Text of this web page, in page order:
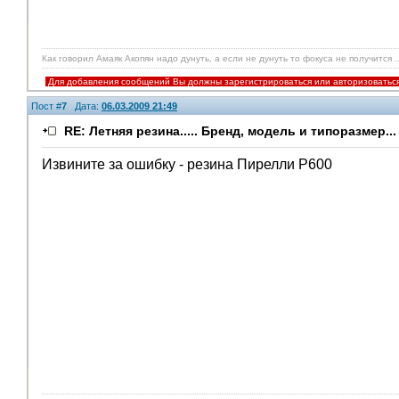
Как говорил Амаяк Акопян надо дунуть, а если не дунуть то фокуса не получится
Для добавления сообщений Вы должны зарегистрироваться или
Пост #7 Дата: 06.03.2009 21:49
RE: Летняя резина..... Бренд, модель и типоразмер...
Извините за ошибку - резина Пирелли Р600